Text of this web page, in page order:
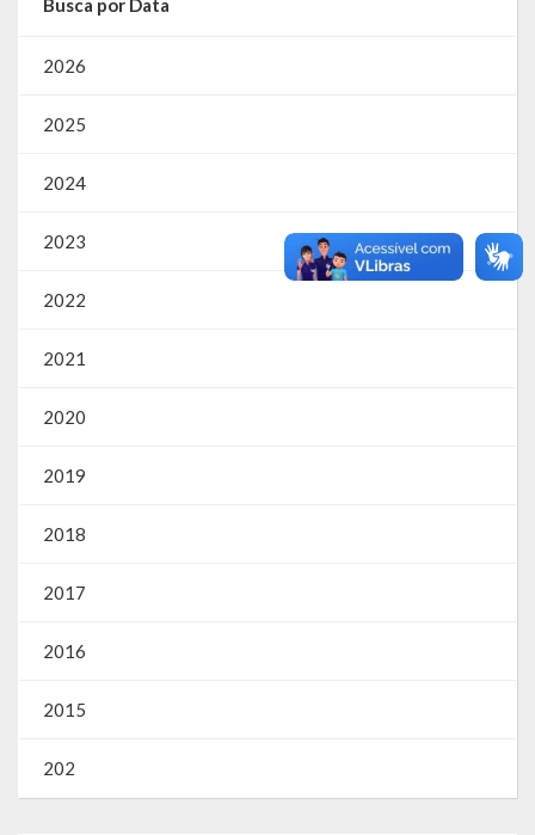
Busca por Data
2026
2025
2024
2023
2022
2021
2020
2019
2018
2017
2016
2015
202